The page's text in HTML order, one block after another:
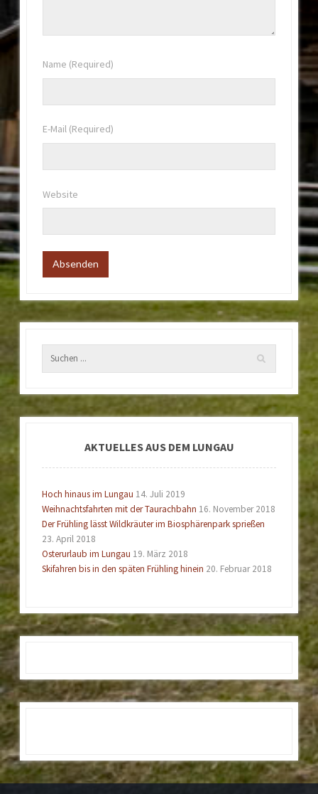
Name (Required)
E-Mail (Required)
Website
AKTUELLES AUS DEM LUNGAU
Hoch hinaus im Lungau 14. Juli 2019
Weihnachtsfahrten mit der Taurachbahn 16. November 2018
Der Frühling lässt Wildkräuter im Biosphärenpark sprießen
23. April 2018
Osterurlaub im Lungau 19. März 2018
Skifahren bis in den späten Frühling hinein 20. Februar 2018